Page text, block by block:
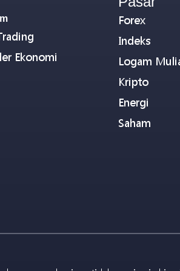
Ekonomi
Forex
Indeks
Logam
Kripto
Energi
Saham